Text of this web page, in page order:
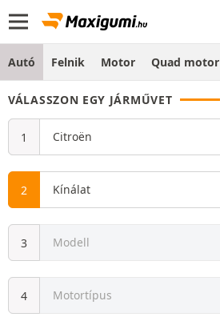
Autó Felnik Motor Quad motor
VÁLASSZON EGY JÁRMŰVET